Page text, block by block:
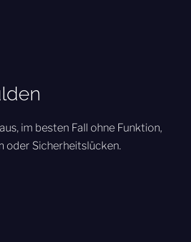
im besten Fall ohne Funktion,
oder Sicherheitslücken.